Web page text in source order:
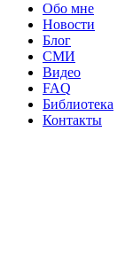
Обо мне
Новости
Блог
СМИ
Видео
FAQ
Библиотека
Контакты